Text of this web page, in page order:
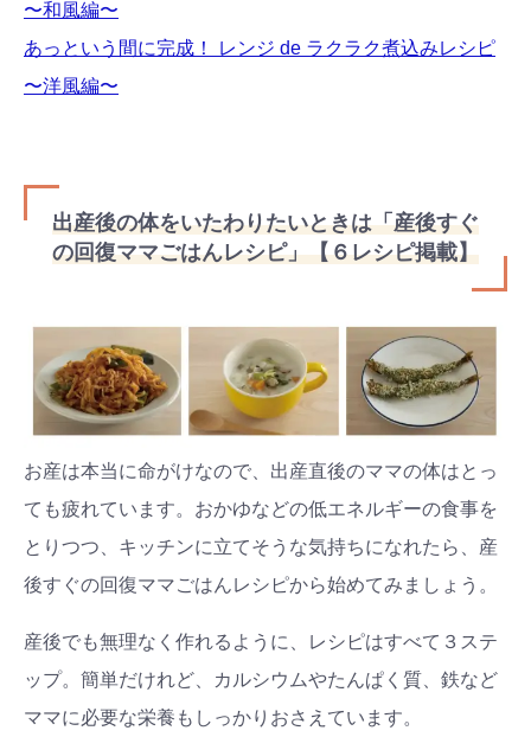
〜和風編〜
あっという間に完成！ レンジ de ラクラク煮込みレシピ
〜洋風編〜
出産後の体をいたわりたいときは「産後すぐ
の回復ママごはんレシピ」【６レシピ掲載】
お産は本当に命がけなので、出産直後のママの体はとっ
ても疲れています。おかゆなどの低エネルギーの食事を
とりつつ、キッチンに立てそうな気持ちになれたら、産
後すぐの回復ママごはんレシピから始めてみましょう。
産後でも無理なく作れるように、レシピはすべて３ステ
ップ。簡単だけれど、カルシウムやたんぱく質、鉄など
ママに必要な栄養もしっかりおさえています。